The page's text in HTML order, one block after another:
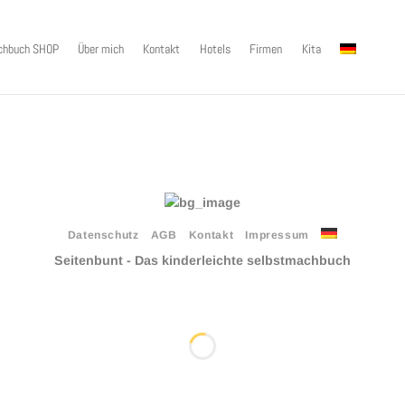
SHOP Über mich Kontakt Hotels Firmen Kita
Datenschutz AGB Kontakt Impressum
Seitenbunt - Das kinderleichte selbstmachbuch